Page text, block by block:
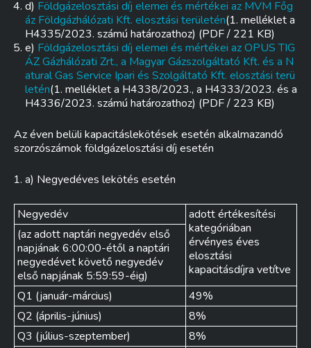
d) Földgázelosztási díj elemei és mértékei az MVM Főg
áz Földgázhálózati Kft. elosztási területén(1. melléklet a
H4335/2023. számú határozathoz) (PDF / 221 KB)
e) Földgázelosztási díj elemei és mértékei az OPUS TIG
ÁZ Gázhálózati Zrt., a Magyar Gázszolgáltató Kft. és a N
atural Gas Service Ipari és Szolgáltató Kft. elosztási terü
letén(1. melléklet a H4338/2023., a H4333/2023. és a
H4336/2023. számú határozathoz) (PDF / 223 KB)
Az éven belüli kapacitáslekötések esetén alkalmazandó
szorzószámok földgázelosztási díj esetén
a) Negyedéves lekötés esetén
Negyedév
adott értékesítési
kategóriában
érvényes éves
elosztási
kapacitásdíjra vetítve
(az adott naptári negyedév első
napjának 6:00:00-étől a naptári
negyedévet követő negyedév
első napjának 5:59:59-éig)
Q1 (január-március)
49%
Q2 (április-június)
8%
Q3 (július-szeptember)
8%